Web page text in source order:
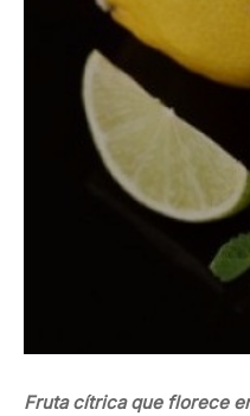
Fruta cítrica que florece